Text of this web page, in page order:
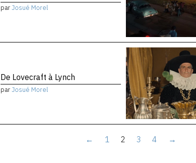
parJosué Morel
De Lovecraft à Lynch
parJosué Morel
← 1 2 3 4 →